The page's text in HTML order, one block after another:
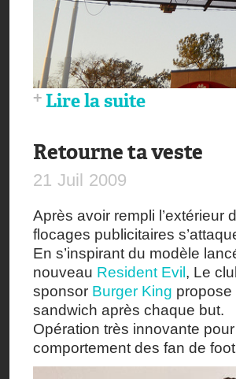
Lire la suite
Retourne ta veste
21 Juil 2009
Après avoir rempli l’extérieur
flocages publicitaires
En s’inspirant du modèle
nouveau Resident Evil , Le
sponsor Burger King propose
sandwich après chaque but.
Opération très innovante
comportement des fan de